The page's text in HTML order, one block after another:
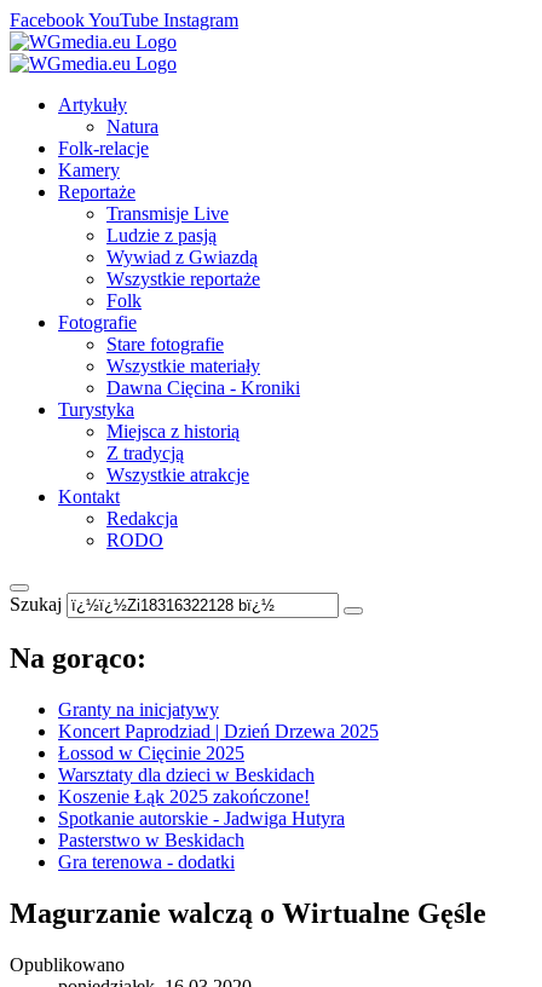
FacebookYouTube Instagram
Artykuły
Natura
Folk-relacje
Kamery
Reportaże
Transmisje Live
Ludzie z pasją
Wywiad z Gwiazdą
Wszystkie reportaże
Folk
Fotografie
Stare fotografie
Wszystkie materiały
Dawna Cięcina - Kroniki
Turystyka
Miejsca z historią
Z tradycją
Wszystkie atrakcje
Kontakt
Redakcja
RODO
Szukaj
Na gorąco:
Granty na inicjatywy
Koncert Paprodziad | Dzień Drzewa 2025
Łossod w Cięcinie 2025
Warsztaty dla dzieci w Beskidach
Koszenie Łąk 2025 zakończone!
Spotkanie autorskie - Jadwiga Hutyra
Pasterstwo w Beskidach
Gra terenowa - dodatki
Magurzanie walczą o Wirtualne Gęśle
Opublikowano